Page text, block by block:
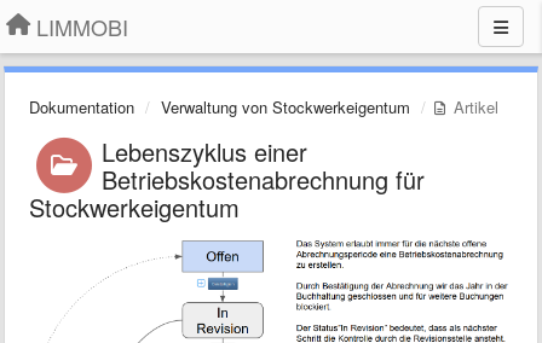
LIMMOBI
Dokumentation Verwaltung von Stockwerkeigentum Artikel
Lebenszyklus einer
Betriebskostenabrechnung für
Stockwerkeigentum